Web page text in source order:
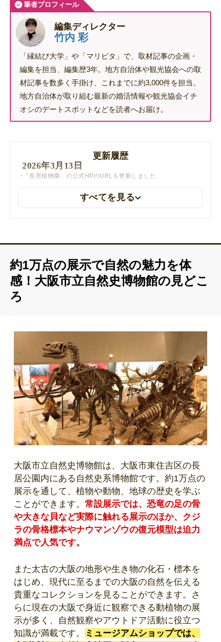
筆者プロフィール
編集ディレクター
竹内 彩
「縁結び大学」や「マリピタ」で、取材記事の企画・
編集を担当、編集歴3年。地方自治体や観光協会への取
材記事を数多く手掛け、これまでに約3,000件を担当。
地方自治体が取り組む最新の婚活情報や観光協会イチ
オシのデートスポットなどを読者へお届け。
更新履歴
2026年3月13日
「長居植物園」の公式HPのURLを更新しました
2025年9月16日すべてを見る
約1万点の展示で自然の魅力を体
感！大阪市立自然史博物館の見どこ
ろ
大阪市立自然史博物館は、大阪市東住吉区の長
居公園内にある自然史系博物館です。約1万点の
展示を通して、植物や動物、地球の歴史を学ぶ
ことができます。 常設展示では、恐竜の足の骨
や大きな貝など実際に触れる展示のほか、クジ
ラの骨格標本やナウマンゾウの復元模型は迫力
満点で人気です。
また太古の大阪の地形や生き物の化石・標本を
はじめ、現代に至るまでの大阪の自然を伝える
貴重なコレクションを見ることができます。さ
らに現在の大阪で身近に観察できる動植物の展
示が多く、自然観察やアウトドア活動に役立つ
知識が満載です。
ミュージアムショップでは、